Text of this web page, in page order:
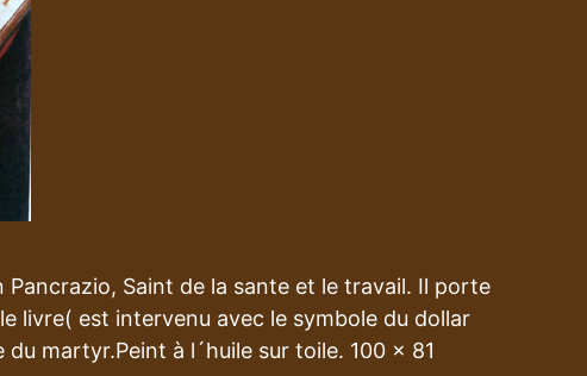
Saint de la sante et le travail. Il porte
livre( est intervenu avec le symbole du dollar
martyr.Peint à l´huile sur toile. 100 x 81